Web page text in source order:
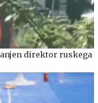
direktor ruskega